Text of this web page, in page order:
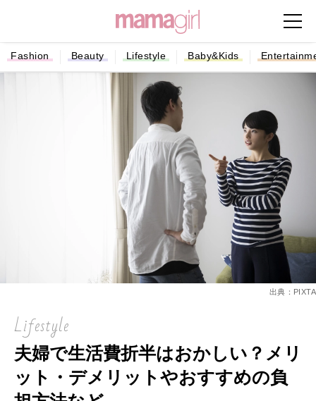
Fashion Beauty Lifestyle Baby&Kids
出典：PIXTA
Lifestyle
夫婦で生活費折半はおかしい？メリ
ット・デメリットやおすすめの負